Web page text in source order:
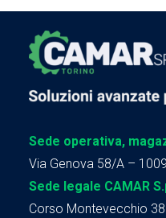
Sede operativa,
Via Genova 58/A –
Sede legale CAMAR
Corso Montevecchio